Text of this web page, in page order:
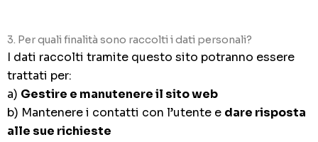
3. Per quali finalità sono raccolti i dati personali?
I dati raccolti tramite questo sito potranno essere
trattati per:
a) Gestire e manutenere il sito web
b) Mantenere i contatti con l’utente e dare risposta
alle sue richieste